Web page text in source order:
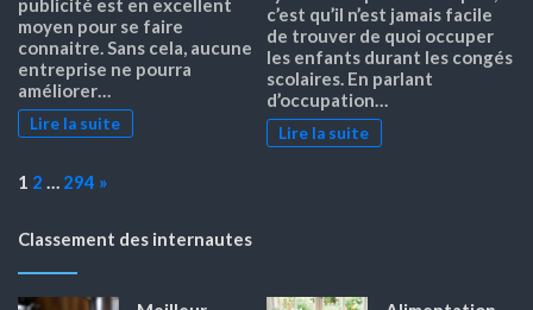
publicité est en excellent
moyen pour se faire
connaitre. Sans cela, aucune
entreprise ne pourra
améliorer…
Lire la suite
c’est qu’il n’est jamais facile
de trouver de quoi occuper
les enfants durant les congés
scolaires. En parlant
d’occupation…
Lire la suite
Page:
1 2 … 294 Next
»
Classement des internautes